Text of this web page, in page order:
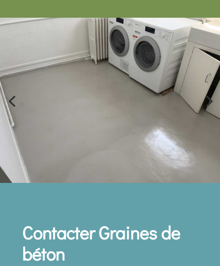
Contacter Graines de
béton